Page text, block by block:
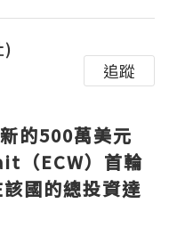
追蹤
的500萬美元
ECW）首輪
國的總投資達